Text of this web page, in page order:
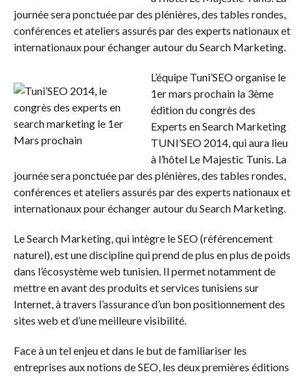
journée sera ponctuée par des plénières, des tables rondes,
conférences et ateliers assurés par des experts nationaux et
internationaux pour échanger autour du Search Marketing.
L’équipe Tuni’SEO organise le
1er mars prochain la 3ème
édition du congrès des
Experts en Search Marketing
TUNI’SEO 2014, qui aura lieu
à l’hôtel Le Majestic Tunis. La
journée sera ponctuée par des plénières, des tables rondes,
conférences et ateliers assurés par des experts nationaux et
internationaux pour échanger autour du Search Marketing.
Le Search Marketing, qui intègre le SEO (référencement
naturel), est une discipline qui prend de plus en plus de poids
dans l’écosystème web tunisien. Il permet notamment de
mettre en avant des produits et services tunisiens sur
Internet, à travers l’assurance d’un bon positionnement des
sites web et d’une meilleure visibilité.
Face à un tel enjeu et dans le but de familiariser les
entreprises aux notions de SEO, les deux premières éditions